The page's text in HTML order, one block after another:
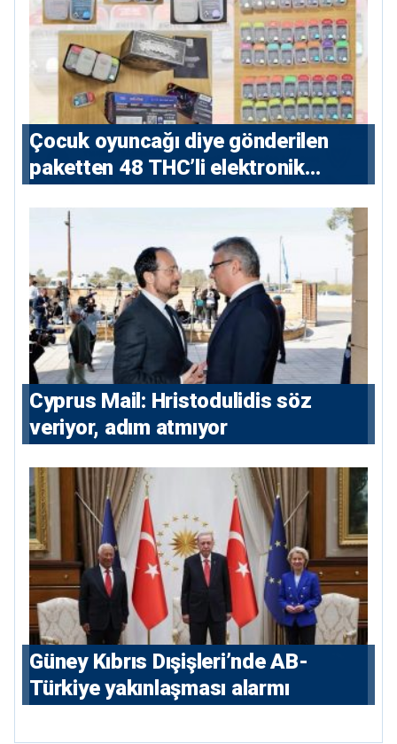
Çocuk oyuncağı diye gönderilen
paketten 48 THC’li elektronik
⁠Cyprus Mail: Hristodulidis söz
veriyor, adım atmıyor
Güney Kıbrıs Dışişleri’nde AB-
Türkiye yakınlaşması alarmı